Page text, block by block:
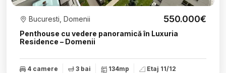
Penthouse cu vedere panoramică în Luxuria
Residence – Domenii
Bucuresti, Domenii 550.000€
4 camere 3 bai 134mp Etaj 11/12